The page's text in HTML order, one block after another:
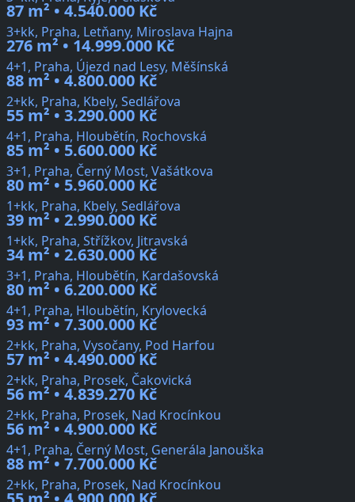
87 m² • 4.540.000 Kč
3+kk, Praha, Letňany, Miroslava Hajna
276 m² • 14.999.000 Kč
4+1, Praha, Újezd nad Lesy, Měšínská
88 m² • 4.800.000 Kč
2+kk, Praha, Kbely, Sedlářova
55 m² • 3.290.000 Kč
4+1, Praha, Hloubětín, Rochovská
85 m² • 5.600.000 Kč
3+1, Praha, Černý Most, Vašátkova
80 m² • 5.960.000 Kč
1+kk, Praha, Kbely, Sedlářova
39 m² • 2.990.000 Kč
1+kk, Praha, Střížkov, Jitravská
34 m² • 2.630.000 Kč
3+1, Praha, Hloubětín, Kardašovská
80 m² • 6.200.000 Kč
4+1, Praha, Hloubětín, Krylovecká
93 m² • 7.300.000 Kč
2+kk, Praha, Vysočany, Pod Harfou
57 m² • 4.490.000 Kč
2+kk, Praha, Prosek, Čakovická
56 m² • 4.839.270 Kč
2+kk, Praha, Prosek, Nad Krocínkou
56 m² • 4.900.000 Kč
4+1, Praha, Černý Most, Generála Janouška
88 m² • 7.700.000 Kč
2+kk, Praha, Prosek, Nad Krocínkou